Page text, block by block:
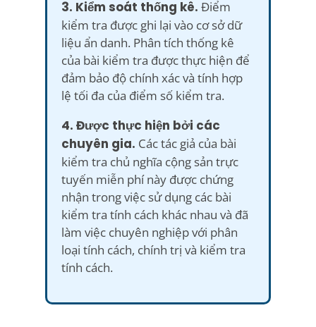
3. Kiểm soát thống kê. Điểm
kiểm tra được ghi lại vào cơ sở dữ
liệu ẩn danh. Phân tích thống kê
của bài kiểm tra được thực hiện để
đảm bảo độ chính xác và tính hợp
lệ tối đa của điểm số kiểm tra.
4. Được thực hiện bởi các
chuyên gia. Các tác giả của bài
kiểm tra chủ nghĩa cộng sản trực
tuyến miễn phí này được chứng
nhận trong việc sử dụng các bài
kiểm tra tính cách khác nhau và đã
làm việc chuyên nghiệp với phân
loại tính cách, chính trị và kiểm tra
tính cách.